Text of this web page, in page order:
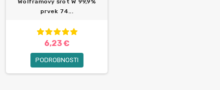
Wolframový šrot W 99,9%
prvek 74...
6,23 €
PODROBNOSTI